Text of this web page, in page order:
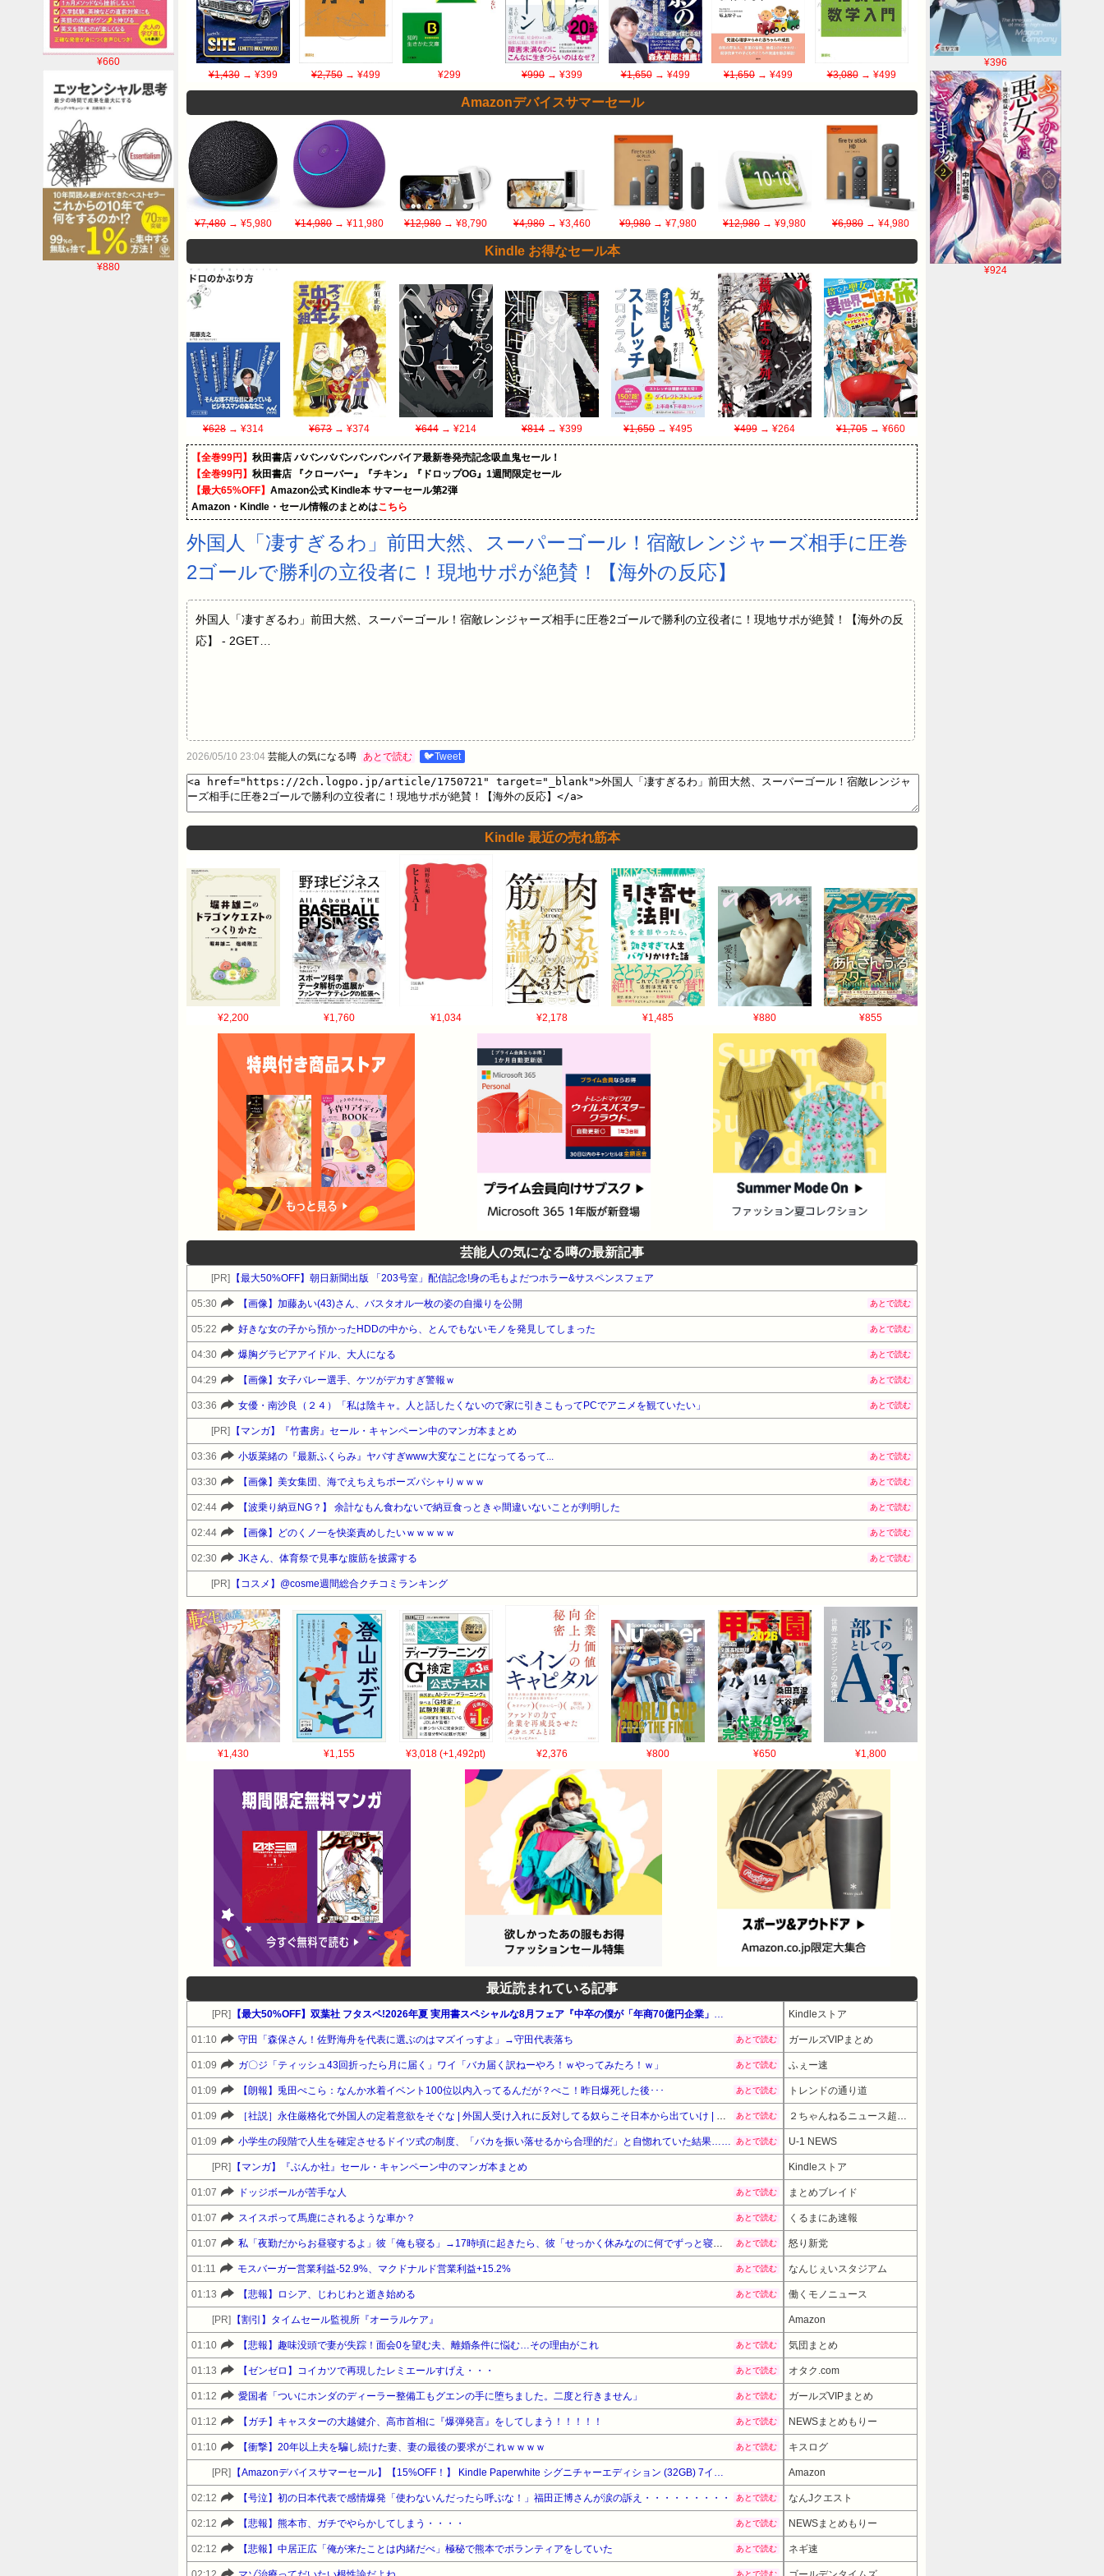
¥396
¥924
¥660
¥880
¥1,430→ ¥399 ¥2,750 → ¥499 ¥299 ¥990 → ¥399 ¥1,650→ ¥499 ¥1,650 → ¥499 ¥3,080→ ¥499
Amazonデバイスサマーセール
¥7,480 → ¥5,980 ¥14,980→ ¥11,980 ¥12,980→ ¥8,790 ¥4,980→ ¥3,460 ¥9,980→ ¥7,980 ¥12,980→ ¥9,980 ¥6,980→ ¥4,980
Kindle お得なセール本
¥628 → ¥314 ¥673→ ¥374 ¥644→ ¥214 ¥814→ ¥399 ¥1,650→ ¥495 ¥499→ ¥264 ¥1,705→ ¥660
【全巻99円】 秋田書店 ババンババンバンバンパイア最新巻発売記念吸血鬼セール！
【全巻99円】 秋田書店 『クローバー』『チキン』『ドロップOG』1週間限定セール
【最大65%OFF】 Amazon公式 Kindle本 サマーセール第2弾
Amazon・Kindle・セール情報のまとめはこちら
外国人「凄すぎるわ」前田大然、スーパーゴール！宿敵レンジャーズ相手に圧巻
2ゴールで勝利の立役者に！現地サポが絶賛！【海外の反応】
外国人「凄すぎるわ」前田大然、スーパーゴール！宿敵レンジャーズ相手に圧巻2ゴールで勝利の立役者に！現地サポが絶賛！【海外の反
応】 - 2GET…
2026/05/10 23:04 芸能人の気になる噂 あとで読む 🐦Tweet
Kindle 最近の売れ筋本
¥2,200 ¥1,760 ¥1,034 ¥2,178 ¥1,485 ¥880 ¥855
芸能人の気になる噂の最新記事
[PR] 【最大50%OFF】朝日新聞出版 「203号室」配信記念!身の毛もよだつホラー&サスペンスフェア
05:30 【画像】加藤あい(43)さん、バスタオル一枚の姿の自撮りを公開 あとで読む
05:22 好きな女の子から預かったHDDの中から、とんでもないモノを発見してしまった あとで読む
04:30 爆胸グラビアアイドル、大人になる あとで読む
04:29 【画像】女子バレー選手、ケツがデカすぎ警報ｗ あとで読む
03:36 女優・南沙良（２４）「私は陰キャ。人と話したくないので家に引きこもってPCでアニメを観ていたい」 あとで読む
[PR] 【マンガ】『竹書房』セール・キャンペーン中のマンガ本まとめ
03:36 小坂菜緒の『最新ふくらみ』ヤバすぎwww大変なことになってるって... あとで読む
03:30 【画像】美女集団、海でえちえちポーズパシャりｗｗｗ あとで読む
02:44 【波乗り納豆NG？】 余計なもん食わないで納豆食っときゃ間違いないことが判明した あとで読む
02:44 【画像】どのくノ一を快楽責めしたいｗｗｗｗｗ あとで読む
02:30 JKさん、体育祭で見事な腹筋を披露する あとで読む
[PR] 【コスメ】@cosme週間総合クチコミランキング
¥1,430 ¥1,155 ¥3,018 (+1,492pt) ¥2,376 ¥800 ¥650 ¥1,800
最近読まれている記事
[PR] 【最大50%OFF】双葉社 フタスペ!2026年夏 実用書スペシャルな8月フェア『中卒の僕が「年商70億円企業」を作れた理由』他 Kindleストア
01:10 守田「森保さん！佐野海舟を代表に選ぶのはマズイっすよ」→守田代表落ち あとで読む ガールズVIPまとめ
01:09 ガ〇ジ「ティッシュ43回折ったら月に届く」ワイ「バカ届く訳ねーやろ！ｗやってみたろ！ｗ」 あとで読む ふぇー速
01:09 【朗報】兎田ぺこら：なんか水着イベント100位以内入ってるんだが？ぺこ！昨日爆死した後･･･ あとで読む トレンドの通り道
01:09 ［社説］永住厳格化で外国人の定着意欲をそぐな | 外国人受け入れに反対してる奴らこそ日本から出ていけ | 重税で国民の労働意欲を削ぐな あとで読む ２ちゃんねるニュース超速まとめ＋
01:09 小学生の段階で人生を確定させるドイツ式の制度、「バカを振い落せるから合理的だ」と自惚れていた結果…… あとで読む U-1 NEWS
[PR] 【マンガ】『ぶんか社』セール・キャンペーン中のマンガ本まとめ Kindleストア
01:07 ドッジボールが苦手な人 あとで読む まとめブレイド
01:07 スイスポって馬鹿にされるような車か？ あとで読む くるまにあ速報
01:07 私「夜勤だからお昼寝するよ」彼「俺も寝る」→17時頃に起きたら、彼「せっかく休みなのに何でずっと寝てるの？俺といる意味ある？彼女が家にいるのに1人で居るって あとで読む 怒り新党
01:11 モスバーガー営業利益-52.9%、マクドナルド営業利益+15.2% あとで読む なんじぇいスタジアム
01:13 【悲報】ロシア、じわじわと逝き始める あとで読む 働くモノニュース
[PR] 【割引】タイムセール監視所『オーラルケア』 Amazon
01:10 【悲報】趣味没頭で妻が失踪！面会0を望む夫、離婚条件に悩む…その理由がこれ あとで読む 気団まとめ
01:13 【ゼンゼロ】コイカツで再現したレミエールすげえ・・・ あとで読む オタク.com
01:12 愛国者「ついにホンダのディーラー整備工もグエンの手に堕ちました。二度と行きません」 あとで読む ガールズVIPまとめ
01:12 【ガチ】キャスターの大越健介、高市首相に『爆弾発言』をしてしまう！！！！！ あとで読む NEWSまとめもりー
01:10 【衝撃】20年以上夫を騙し続けた妻、妻の最後の要求がこれｗｗｗｗ あとで読む キスログ
[PR] 【Amazonデバイスサマーセール】【15%OFF！】 Kindle Paperwhite シグニチャーエディション (32GB) 7インチディスプレイ、明るさ自動調整、色調調節ライト、12週間持続バッテリー、広告なし、メタリックブラック Amazon
02:12 【号泣】初の日本代表で感情爆発「使わないんだったら呼ぶな！」福田正博さんが涙の訴え・・・・・・・・・ あとで読む なんJクエスト
02:12 【悲報】熊本市、ガチでやらかしてしまう・・・・ あとで読む NEWSまとめもりー
02:12 【悲報】中居正広「俺が来たことは内緒だべ」極秘で熊本でボランティアをしていた あとで読む ネギ速
あとで読む